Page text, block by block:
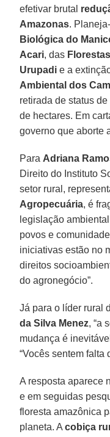
efetivar brutal
Amazonas.
Biológica do
Acari, das
Urupadi e a
Ambiental dos
retirada de status
de hectares. Em
governo que aborte
Para Adriana
Direito do Instituto
setor rural,
Agropecuária, é
legislação
povos e
iniciativas estão no
direitos
do agronegócio”.
Já para o líder rural
da Silva Menez, “a
mudança é
“Vocês sentem falta
A resposta aparece
e em seguidas
floresta amazônica
planeta. Acobiça